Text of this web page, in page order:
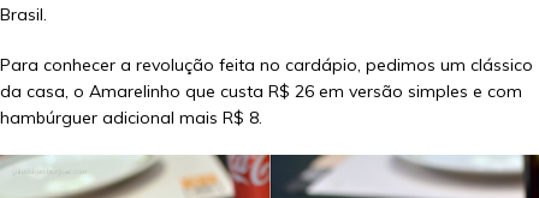
Brasil.
Para conhecer a revolução feita no cardápio, pedimos um clássico
da casa, o Amarelinho que custa R$ 26 em versão simples e com
hambúrguer adicional mais R$ 8.